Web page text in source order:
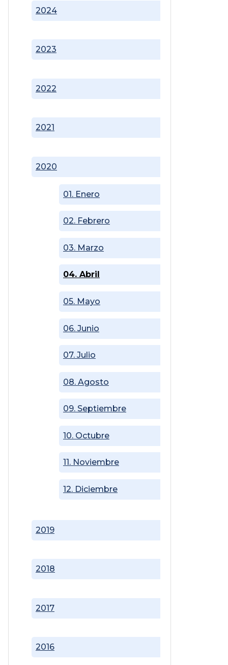
2016
2017
2018
2019
2020
01. Enero
02. Febrero
03. Marzo
04. Abril
05. Mayo
06. Junio
07. Julio
08. Agosto
09. Septiembre
10. Octubre
11. Noviembre
12. Diciembre
2021
2022
2023
2024